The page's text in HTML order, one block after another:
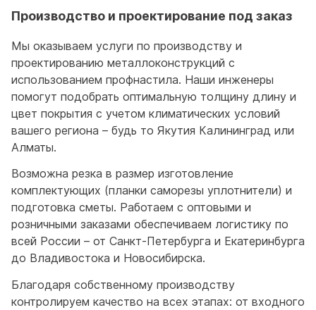
Производство и проектирование под заказ
Мы оказываем услуги по производству и
проектированию металлоконструкций с
использованием профнастила. Наши инженеры
помогут подобрать оптимальную толщину длину и
цвет покрытия с учетом климатических условий
вашего региона – будь то Якутия Калининград или
Алматы.
Возможна резка в размер изготовление
комплектующих (планки саморезы уплотнители) и
подготовка сметы. Работаем с оптовыми и
розничными заказами обеспечиваем логистику по
всей России – от Санкт-Петербурга и Екатеринбурга
до Владивостока и Новосибирска.
Благодаря собственному производству
контролируем качество на всех этапах: от входного